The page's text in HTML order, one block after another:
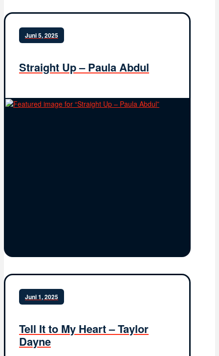
Juni 5, 2025
Straight Up – Paula Abdul
Juni 1, 2025
Tell It to My Heart – Taylor
Dayne